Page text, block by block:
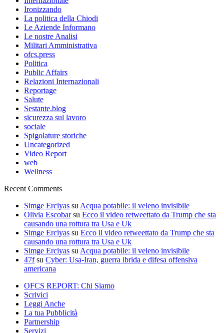
Ironizzando
La politica della Chiodi
Le Aziende Informano
Le nostre Analisi
Militari Amministrativa
ofcs.press
Politica
Public Affairs
Relazioni Internazionali
Reportage
Salute
Sestante.blog
sicurezza sul lavoro
sociale
Spigolature storiche
Uncategorized
Video Report
web
Wellness
Recent Comments
Simge Erciyas su Acqua potabile: il veleno invisibile
Olivia Escobarsu Ecco il video retweettato da Trump che sta
causando una rottura tra Usa e Uk
Simge Erciyas su Ecco il video retweettato da Trump che sta
causando una rottura tra Usa e Uk
Simge Erciyas su Acqua potabile: il veleno invisibile
47fsu Cyber: Usa-Iran, guerra ibrida e difesa offensiva
americana
OFCS REPORT: Chi Siamo
Scrivici
Leggi Anche
La tua Pubblicità
Partnership
Servizi